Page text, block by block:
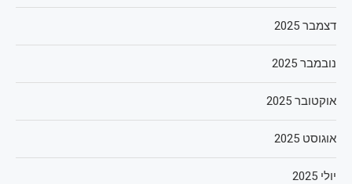
דצמבר 2025
נובמבר 2025
אוקטובר 2025
אוגוסט 2025
יולי 2025